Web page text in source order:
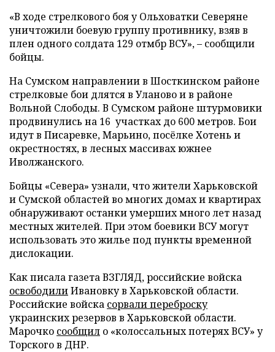
«В ходе стрелкового боя у Ольховатки Северяне
уничтожили боевую группу противнику, взяв в
плен одного солдата 129 отмбр ВСУ», – сообщили
бойцы.
На Сумском направлении в Шосткинском районе
стрелковые бои длятся в Уланово и в районе
Вольной Слободы. В Сумском районе штурмовики
продвинулись на 16 участках до 600 метров. Бои
идут в Писаревке, Марьино, посёлке Хотень и
окрестностях, в лесных массивах южнее
Иволжанского.
Бойцы «Севера» узнали, что жители Харьковской
и Сумской областей во многих домах и квартирах
обнаруживают останки умерших много лет назад
местных жителей. При этом боевики ВСУ могут
использовать это жилье под пункты временной
дислокации.
Как писала газета ВЗГЛЯД, российские войска
освободилиИвановку в Харьковской области.
Российские войска сорвали переброску
украинских резервов в Харьковской области.
Марочко сообщил о «колоссальных потерях ВСУ» у
Торского в ДНР.